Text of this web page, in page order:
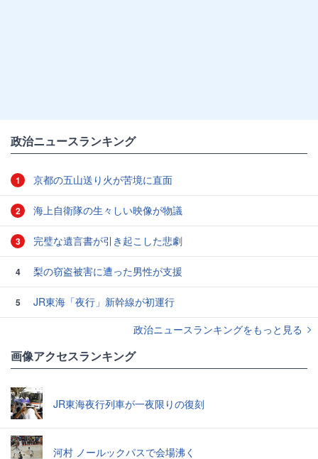
政治ニュースランキング
1 京都の五山送り火が苦境に直面
2 海上自衛隊の生々しい映像が物議
3 完璧な遺言書が引き起こした悲劇
4 梨の窃盗被害に遭った男性が支援
5
JR東海「夜行」新幹線が初運行
政治ニュースランキングをもっと見る
画像アクセスランキング
JR東海夜行列車が一夜限りの復刻
河村 ノールックパスで会場沸く